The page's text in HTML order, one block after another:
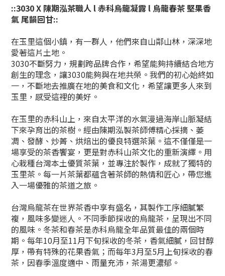
::3030 X 陳期泓茶職人 l 赤科烏龍凝露 l 烏龍春茶 堅果香
氣 尾韻回甘::
在玉里這個小鎮，有一群人，他們來自山鄰山林，深深地
愛著這片土地。
3030不斷努力，規劃跨品牌合作，希望能夠持續結合地方
創生的理念，讓3030能夠與在地共榮。我們的初心始終如
一，不斷地去推廣在地的美食和文化，希望讓更多人來到
玉里，感受這裡的美好。
在玉里的赤科山上，來自太平洋的水氣漫過海岸山脈凝結
下來孕育出的茶樹。經由陳期泓製茶師傅精心採摘、萎
凋、發酵、炒菁、烘焙出的優良特選茶葉。這不僅僅是一
場享受的茶香饗宴，更是對赤科山茶文化的重新演繹。用
心栽種台灣本土優質茶葉，並專注於製作，成就了獨特的
玉里茶。每一片茶葉都蘊含著茶師的熱情和匠心，帶您進
入一場優雅的茶道之旅。
台灣烏龍茶在世界茶香中享有盛名，其製作工序細膩繁
複，風味多變迷人。不同季節採收的烏龍茶，呈現出不同
的風味。冬茶和春茶是赤科烏龍全年品質最佳的兩個時
期。每年10月至11月下旬採收的冬茶，香氣細膩，回甘醇
厚，帶有特殊的花果香氣；而每年3月至5月上旬採收的春
茶，因春季溫度適中、雨量充沛，茶湯更濃郁。